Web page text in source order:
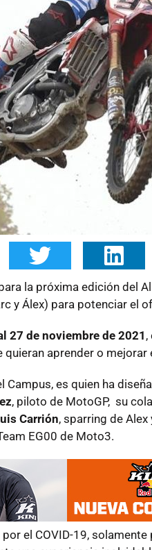
la próxima edición del
y Álex) para potenciar el
27 de noviembre de 2021 ,
aprender o mejorar
es quien ha
, piloto de MotoGP, su
Carrión, sparring de
EG00 de Moto3.
el COVID-19,